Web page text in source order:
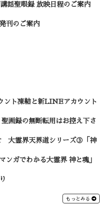
話聖眼録 放映日程のご案内
刊のご案内
ント凍結と新LINEアカウント
画録の無断転用はお控え下さ
大霊界天界道シリーズ③「神
ンガでわかる大霊界 神と魂」
もっとみる